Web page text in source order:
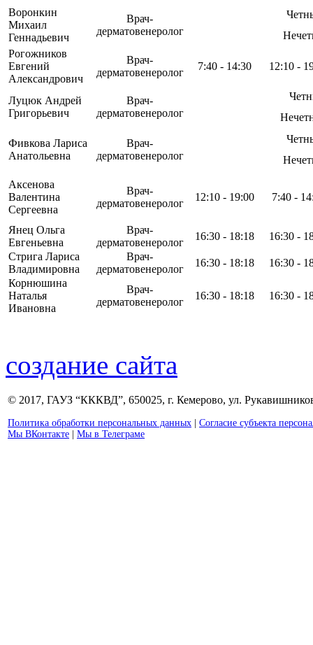
Воронкин
Михаил
Геннадьевич
Врач-
дерматовенеролог
Рогожников
Евгений
Александрович
Врач-
дерматовенеролог
7:40 - 14:30 12:10 -
Луцюк Андрей
Григорьевич
Врач-
дерматовенеролог
Фивкова Лариса
Анатольевна
Врач-
дерматовенеролог
Аксенова
Валентина
Сергеевна
Врач-
дерматовенеролог
12:10 - 19:00 7:40 -
Янец Ольга
Евгеньевна
Врач-
дерматовенеролог
16:30 - 18:18
16:30 -
Стрига Лариса
Владимировна
Врач-
дерматовенеролог
16:30 - 18:18
16:30 -
Корнюшина
Наталья
Ивановна
Врач-
дерматовенеролог
16:30 - 18:18 16:30 -
создание сайта
© 2017, ГАУЗ “КККВД”, 650025, г. Кемерово, ул.
Политика обработки персональных данных
Согласие субъекта
Мы ВКонтакте
Мы в Телеграме